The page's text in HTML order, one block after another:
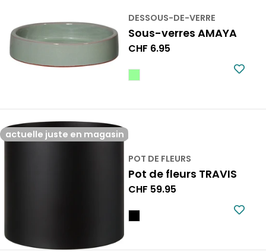
DESSOUS-DE-VERRE
Sous-verres AMAYA
Prix
CHF 6.95
actuelle juste en magasin
POT DE FLEURS
Pot de fleurs TRAVIS
Prix
CHF 59.95